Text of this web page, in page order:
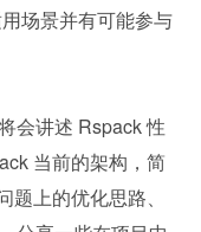
场景并有可能参与
会讲述 Rspack 性
当前的架构，简
上的优化思路、